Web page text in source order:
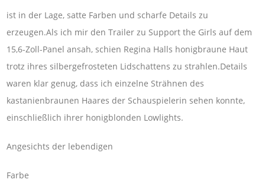
ist in der Lage, satte Farben und scharfe Details zu
erzeugen.Als ich mir den Trailer zu Support the Girls auf dem
15,6-Zoll-Panel ansah, schien Regina Halls honigbraune Haut
trotz ihres silbergefrosteten Lidschattens zu strahlen.Details
waren klar genug, dass ich einzelne Strähnen des
kastanienbraunen Haares der Schauspielerin sehen konnte,
einschließlich ihrer honigblonden Lowlights.
Angesichts der lebendigen
Farbe